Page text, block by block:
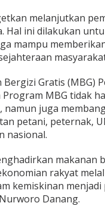
melanjutkan
Hal ini dilakukan
mampu
Gratis (MBG)
MBG tidak
juga
petani, peternak,
nasional.
makanan
rakyat
kemiskinan
Danang.